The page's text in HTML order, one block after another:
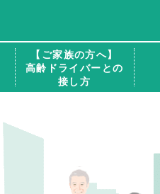
【ご家族の方へ】
高齢ドライバーとの
接し方